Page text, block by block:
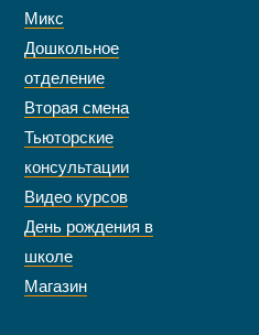
Микс
Дошкольное
отделение
Вторая смена
Тьюторские
консультации
Видео курсов
День рождения в
школе
Магазин